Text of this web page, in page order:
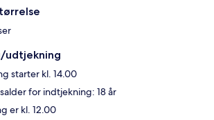
udtjekning
starter kl. 14.00
for indtjekning: 18 år
er kl. 12.00